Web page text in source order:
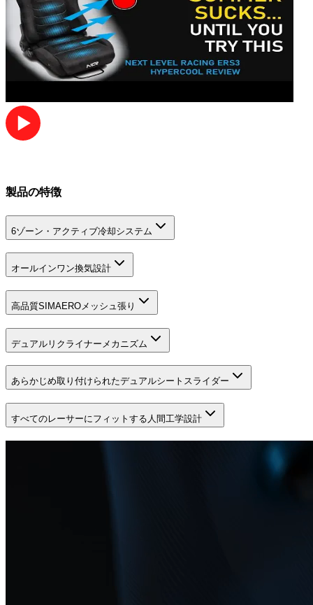
製品の特徴
6ゾーン・アクティブ冷却システム
オールインワン換気設計
高品質SIMAEROメッシュ張り
デュアルリクライナーメカニズム
あらかじめ取り付けられたデュアルシートスライダー
すべてのレーサーにフィットする人間工学設計